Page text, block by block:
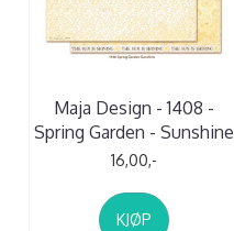
Maja Design - 1408 -
Spring Garden - Sunshine
16,00,-
KJØP